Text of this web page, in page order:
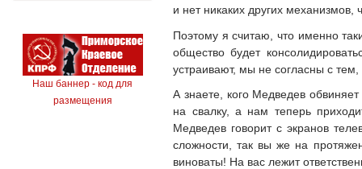
Наш баннер - код для
размещения
и нет никаких других механизмов,
Поэтому я считаю, что именно
общество будет
устраивают, мы не согласны с
А знаете, кого Медведев
на свалку, а нам теперь
Медведев говорит с экранов
сложности, так вы же на
виноваты! На вас лежит